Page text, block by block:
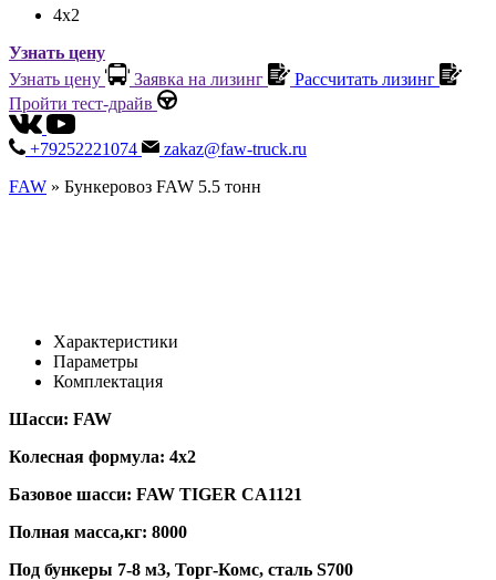
4х2
Узнать цену
Узнать цену
Заявка на лизинг
Рассчитать лизинг
Пройти тест-драйв
+79252221074
zakaz@faw-truck.ru
FAW » Бункеровоз FAW 5.5 тонн
Характеристики
Параметры
Комплектация
Шасси: FAW
Колесная формула: 4х2
Базовое шасси: FAW TIGER CA1121
Полная масса,кг: 8000
Под бункеры 7-8 м3, Торг-Комс, сталь S700